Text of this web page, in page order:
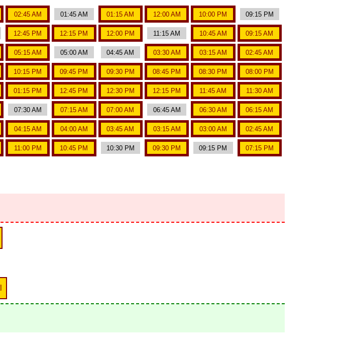
02:45 AM 01:45 AM 01:15 AM 12:00 AM 10:00 PM 09:15 PM
12:45 PM 12:15 PM 12:00 PM 11:15 AM 10:45 AM 09:15 AM
05:15 AM 05:00 AM 04:45 AM 03:30 AM 03:15 AM 02:45 AM
10:15 PM 09:45 PM 09:30 PM 08:45 PM 08:30 PM 08:00 PM
01:15 PM 12:45 PM 12:30 PM 12:15 PM 11:45 AM 11:30 AM
07:30 AM 07:15 AM 07:00 AM 06:45 AM 06:30 AM 06:15 AM
04:15 AM 04:00 AM 03:45 AM 03:15 AM 03:00 AM 02:45 AM
11:00 PM 10:45 PM 10:30 PM 09:30 PM 09:15 PM 07:15 PM